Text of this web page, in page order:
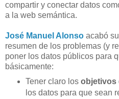
compartir y conectar datos
a la web semántica.
José Manuel Alonso acabó
resumen de los problemas (y
poner los datos públicos para
básicamente:
Tener claro los objetivos
los datos para que sean